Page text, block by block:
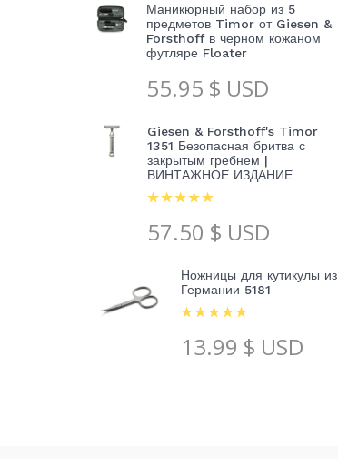
Маникюрный набор из 5
предметов Timor от Giesen &
Forsthoff в черном кожаном
футляре Floater
55.95 $ USD
Giesen & Forsthoff's Timor
1351 Безопасная бритва с
закрытым гребнем |
ВИНТАЖНОЕ ИЗДАНИЕ
57.50 $ USD
Ножницы для кутикулы из
Германии 5181
13.99 $ USD